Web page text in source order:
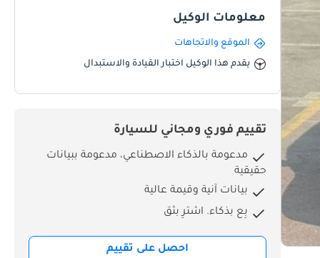
معلومات الوكيل
الموقع والاتجاهات
يقدم هذا الوكيل اختبار القيادة والاستبدال
تقييم فوري ومجاني للسيارة
مدعومة بالذكاء الاصطناعي، مدعومة ببيانات
حقيقية
بيانات آنية وقيمة عالية
بِع بذكاء. اشترِ بثق
احصل على تقييم